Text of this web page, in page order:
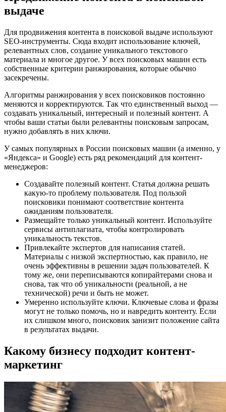
выдаче
Для продвижения контента в поисковой выдаче используют
SEO-инструменты. Сюда входит использование ключей,
релевантных слов, создание уникального текстового
материала и многое другое. У всех поисковых машин есть
собственные критерии ранжирования, которые обычно
засекречены.
Алгоритмы ранжирования у всех поисковиков постоянно
меняются и корректируются. Так что единственный выход —
создавать уникальный, интересный и полезный контент. А
чтобы ваши статьи были релевантны поисковым запросам,
нужно добавлять в них ключи.
У самых популярных в России поисковых машин (а именно, у
«Яндекса» и Google) есть ряд рекомендаций для контент-
менеджеров:
Создавайте полезный контент. Статья должна решать
какую-то проблему пользователя. Под пользой
поисковики понимают соответствие контента
ожиданиям пользователя.
Размещайте только уникальный контент. Используйте
сервисы антиплагиата, чтобы контролировать
уникальность текстов.
Привлекайте экспертов для написания статей.
Материалы с низкой экспертностью, как правило, не
очень эффективны в решении задач пользователей. К
тому же, они переписываются копирайтерами снова и
снова, так что об уникальности (реальной, а не
технической) речи и быть не может.
Умеренно используйте ключи. Ключевые слова и фразы
могут не только помочь, но и навредить контенту. Если
их слишком много, поисковик занизит положение сайта
в результатах выдачи.
Какому бизнесу подходит контент-
маркетинг